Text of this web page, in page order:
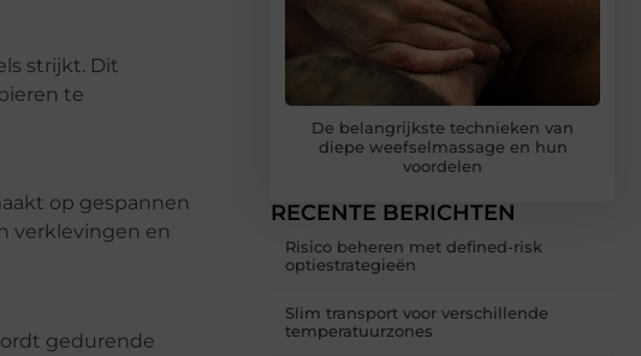
strijkt. Dit
te
op gespannen
verklevingen en
gedurende
De belangrijkste technieken van
diepe weefselmassage en hun
voordelen
RECENTE BERICHTEN
Risico beheren met defined-risk
optiestrategieën
Slim transport voor verschillende
temperatuurzones